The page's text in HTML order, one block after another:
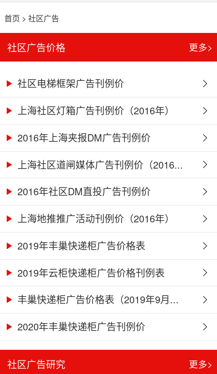
首页 > 社区广告
社区广告价格 更多>
社区电梯框架广告刊例价
上海社区灯箱广告刊例价（2016年）
2016年上海夹报DM广告刊例价
上海社区道闸媒体广告刊例价（2016...
2016年社区DM直投广告刊例价
上海地推推广活动刊例价（2016年）
2019年丰巢快递柜广告价格表
2019年云柜快递柜广告价格刊例表
丰巢快递柜广告价格表（2019年9月...
2020年丰巢快递柜广告刊例价
社区广告研究 更多>